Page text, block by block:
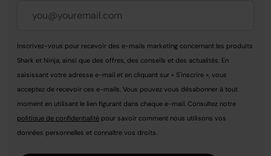
Inscrivez-vous pour recevoir des e-mails marketing concernant les produits
Shark et Ninja, ainsi que des offres, des conseils et des actualités. En
saisissant votre adresse e-mail et en cliquant sur « S'inscrire », vous
acceptez de recevoir ces e-mails. Vous pouvez vous désabonner à tout
moment en utilisant le lien figurant dans chaque e-mail. Consultez notre
politique de confidentialité pour savoir comment nous utilisons vos
données personnelles et connaître vos droits.